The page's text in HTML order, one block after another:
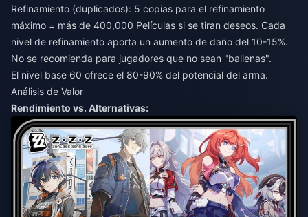
Refinamiento (duplicados): 5 copias para el refinamiento
máximo = más de 400,000 Películas si se tiran deseos. Cada
nivel de refinamiento aporta un aumento de daño del 10-15%.
No se recomienda para jugadores que no sean "ballenas".
El nivel base 60 ofrece el 80-90% del potencial del arma.
Análisis de Valor
Rendimiento vs. Alternativas: